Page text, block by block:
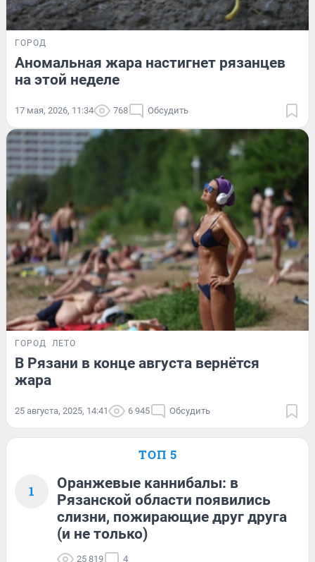
ГОРОД
Аномальная жара настигнет рязанцев
на этой неделе
17 мая, 2026, 11:34 768 Обсудить
ГОРОД ЛЕТО
В Рязани в конце августа вернётся
жара
25 августа, 2025, 14:41 6 945 Обсудить
ТОП 5
1
Оранжевые каннибалы: в
Рязанской области появились
слизни, пожирающие друг друга
(и не только)
25 819 4